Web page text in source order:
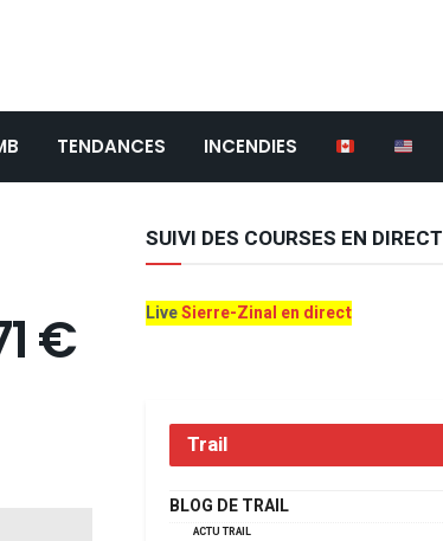
TENDANCES INCENDIES
€
SUIVI DES COURSES EN DIRECT
LiveSierre-Zinal en direct
Trail
BLOG DE TRAIL
ACTU TRAIL